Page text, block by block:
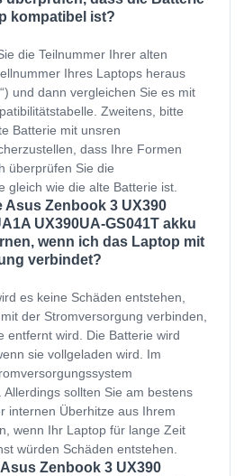
kompatibel ist?
die Teilnummer Ihrer alten
Ihres Laptops heraus
und dann vergleichen Sie es mit
Zweitens, bitte
Batterie mit unsren
dass Ihre Formen
überprüfen Sie die
gleich wie die alte Batterie ist.
Asus Zenbook 3 UX390
UX390UA-GS041T akku
wenn ich das Laptop mit
verbindet?
es keine Schäden entstehen,
der Stromversorgung verbinden,
entfernt wird. Die Batterie wird
sie vollgeladen wird. Im
sollten Sie am bestens
internen Überhitze aus Ihrem
wenn Ihr Laptop für lange Zeit
würden Schäden entstehen.
Zenbook 3 UX390